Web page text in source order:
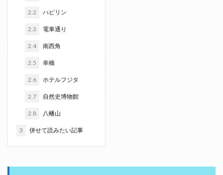
2.2 ハピリン
2.3 電車通り
2.4 南西角
2.5 幸橋
2.6 ホテルフジタ
2.7 自然史博物館
2.8 八幡山
3 併せて読みたい記事